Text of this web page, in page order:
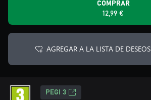
COMPRAR
12,99 €
AGREGAR A LA LISTA DE DESEOS
PEGI 3